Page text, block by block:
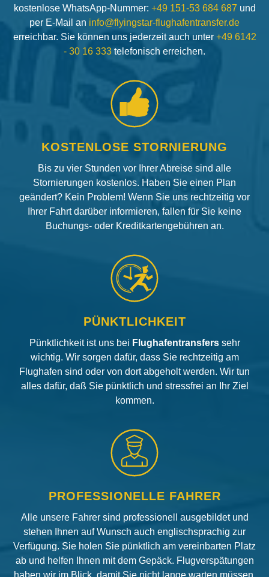
kostenlose WhatsApp-Nummer: +49 151-53 684 687 und
per E-Mail an info@flyingstar-flughafentransfer.de
erreichbar. Sie können uns jederzeit auch unter +49 6142
- 30 16 333 telefonisch erreichen.
KOSTENLOSE STORNIERUNG
Bis zu vier Stunden vor Ihrer Abreise sind alle
Stornierungen kostenlos. Haben Sie einen Plan
geändert? Kein Problem! Wenn Sie uns rechtzeitig vor
Ihrer Fahrt darüber informieren, fallen für Sie keine
Buchungs- oder Kreditkartengebühren an.
PÜNKTLICHKEIT
Pünktlichkeit ist uns bei Flughafentransfers sehr
wichtig. Wir sorgen dafür, dass Sie rechtzeitig am
Flughafen sind oder von dort abgeholt werden. Wir tun
alles dafür, daß Sie pünktlich und stressfrei an Ihr Ziel
kommen.
PROFESSIONELLE FAHRER
Alle unsere Fahrer sind professionell ausgebildet und
stehen Ihnen auf Wunsch auch englischsprachig zur
Verfügung. Sie holen Sie pünktlich am vereinbarten Platz
ab und helfen Ihnen mit dem Gepäck. Flugverspätungen
haben wir im Blick, damit Sie nicht lange warten müssen.